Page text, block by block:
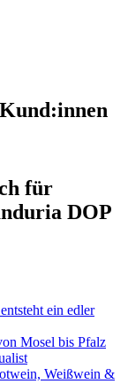
für
DOP
ein edler
Mosel bis Pfalz
Weißwein &